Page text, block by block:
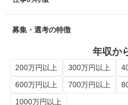
募集・選考の特徴
年収か
200万円以上 300万円以上
600万円以上
700万円以上
1000万円以上